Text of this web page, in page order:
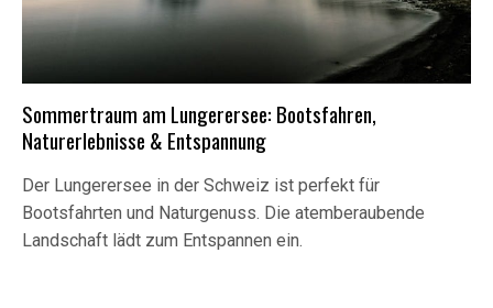
Sommertraum am Lungerersee: Bootsfahren,
Naturerlebnisse & Entspannung
Der Lungerersee in der Schweiz ist perfekt für
Bootsfahrten und Naturgenuss. Die atemberaubende
Landschaft lädt zum Entspannen ein.